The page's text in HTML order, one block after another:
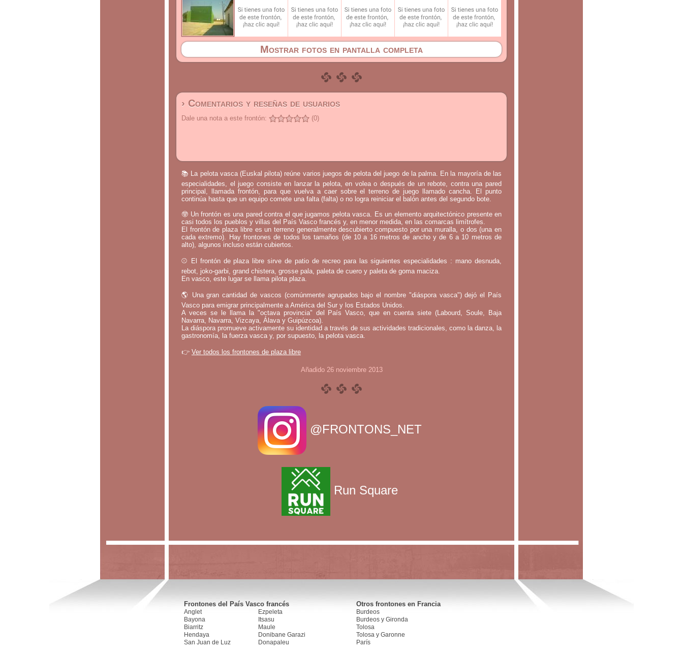
Mostrar fotos en pantalla completa
› Comentarios y reseñas de usuarios
Dale una nota a este frontón: (0)
📚 La pelota vasca (Euskal pilota) reúne varios juegos de pelota del juego de la palma. En la mayoría de las
especialidades, el juego consiste en lanzar la pelota, en volea o después de un rebote, contra una pared
principal, llamada frontón, para que vuelva a caer sobre el terreno de juego llamado cancha. El punto
continúa hasta que un equipo comete una falta (falta) o no logra reiniciar el balón antes del segundo bote.
🤓 Un frontón es una pared contra el que jugamos pelota vasca. Es un elemento arquitectónico presente en
casi todos los pueblos y villas del País Vasco francés y, en menor medida, en las comarcas limítrofes.
El frontón de plaza libre es un terreno generalmente descubierto compuesto por una muralla, o dos (una en
cada extremo). Hay frontones de todos los tamaños (de 10 a 16 metros de ancho y de 6 a 10 metros de
alto), algunos incluso están cubiertos.
⚾ El frontón de plaza libre sirve de patio de recreo para las siguientes especialidades : mano desnuda,
rebot, joko-garbi, grand chistera, grosse pala, paleta de cuero y paleta de goma maciza.
En vasco, este lugar se llama pilota plaza.
🌎 Una gran cantidad de vascos (comúnmente agrupados bajo el nombre "diáspora vasca") dejó el País
Vasco para emigrar principalmente a América del Sur y los Estados Unidos.
A veces se le llama la "octava provincia" del País Vasco, que en cuenta siete (Labourd, Soule, Baja
Navarra, Navarra, Vizcaya, Álava y Guipúzcoa).
La diáspora promueve activamente su identidad a través de sus actividades tradicionales, como la danza, la
gastronomía, la fuerza vasca y, por supuesto, la pelota vasca.
👉 Ver todos los frontones de plaza libre
Añadido 26 noviembre 2013
@FRONTONS_NET
Run Square
Frontones del País Vasco francés
Anglet
Bayona
Biarritz
Hendaya
San Juan de Luz
Ezpeleta
Itsasu
Maule
Donibane Garazi
Donapaleu
Otros frontones en Francia
Burdeos
Burdeos y Gironda
Tolosa
Tolosa y Garonne
París